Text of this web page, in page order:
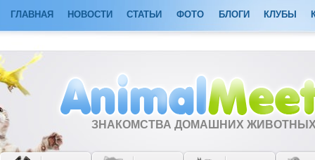
ГЛАВНАЯ НОВОСТИ СТАТЬИ ФОТО БЛОГИ КЛУБЫ
ЗНАКОМСТВА ДОМАШНИХ